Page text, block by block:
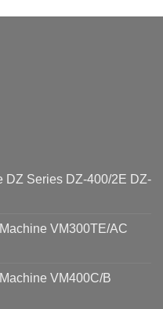
DZ Series DZ-400/2E DZ-
VM300TE/AC
VM400C/B